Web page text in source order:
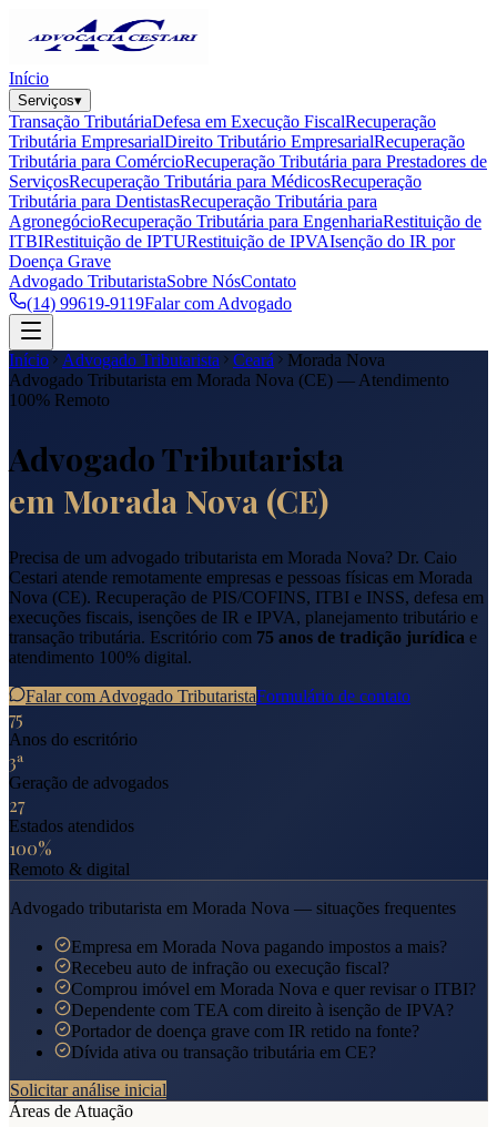
Início
Serviços▾
Transação TributáriaDefesa em Execução FiscalRecuperação
Tributária EmpresarialDireito Tributário EmpresarialRecuperação
Tributária para ComércioRecuperação Tributária para Prestadores de
ServiçosRecuperação Tributária para MédicosRecuperação
Tributária para DentistasRecuperação Tributária para
AgronegócioRecuperação Tributária para EngenhariaRestituição de
ITBIRestituição de IPTURestituição de IPVAIsenção do IR por
Doença Grave
Advogado TributaristaSobre NósContato
(14) 99619-9119Falar com Advogado
Início Advogado Tributarista Ceará
Morada Nova
Advogado Tributarista em Morada Nova (CE) — Atendimento
100% Remoto
Advogado Tributarista
em Morada Nova (CE)
Precisa de um advogado tributarista em Morada Nova? Dr. Caio
Cestari atende remotamente empresas e pessoas físicas em Morada
Nova (CE). Recuperação de PIS/COFINS, ITBI e INSS, defesa em
execuções fiscais, isenções de IR e IPVA, planejamento tributário e
transação tributária. Escritório com 75 anos de tradição jurídica e
atendimento 100% digital.
Falar com Advogado TributaristaFormulário de contato
75
Anos do escritório
3ª
Geração de advogados
27
Estados atendidos
100%
Remoto & digital
Advogado tributarista em Morada Nova — situações frequentes
Empresa em Morada Nova pagando impostos a mais?
Recebeu auto de infração ou execução fiscal?
Comprou imóvel em Morada Nova e quer revisar o ITBI?
Dependente com TEA com direito à isenção de IPVA?
Portador de doença grave com IR retido na fonte?
Dívida ativa ou transação tributária em CE?
Solicitar análise inicial
Áreas de Atuação